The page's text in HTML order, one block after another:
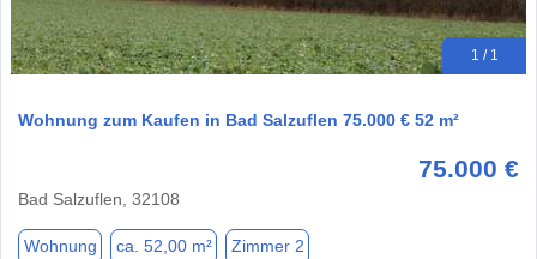
1 / 1
Wohnung zum Kaufen in Bad Salzuflen 75.000 € 52 m²
75.000 €
Bad Salzuflen, 32108
Wohnung ca. 52,00 m² Zimmer 2